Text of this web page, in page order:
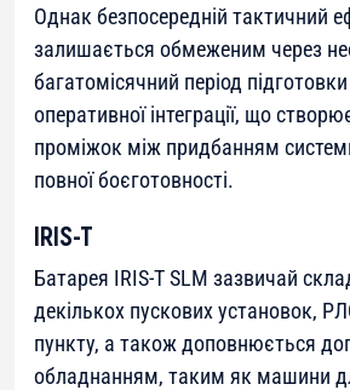
Однак безпосередній тактичний
залишається обмеженим через
багатомісячний період
оперативної інтеграції, що
проміжок між придбанням
повної боєготовності.
IRIS-T
Батарея IRIS-T SLM зазвичай
декількох пускових установок,
пункту, а також доповнюється
обладнанням, таким як машини